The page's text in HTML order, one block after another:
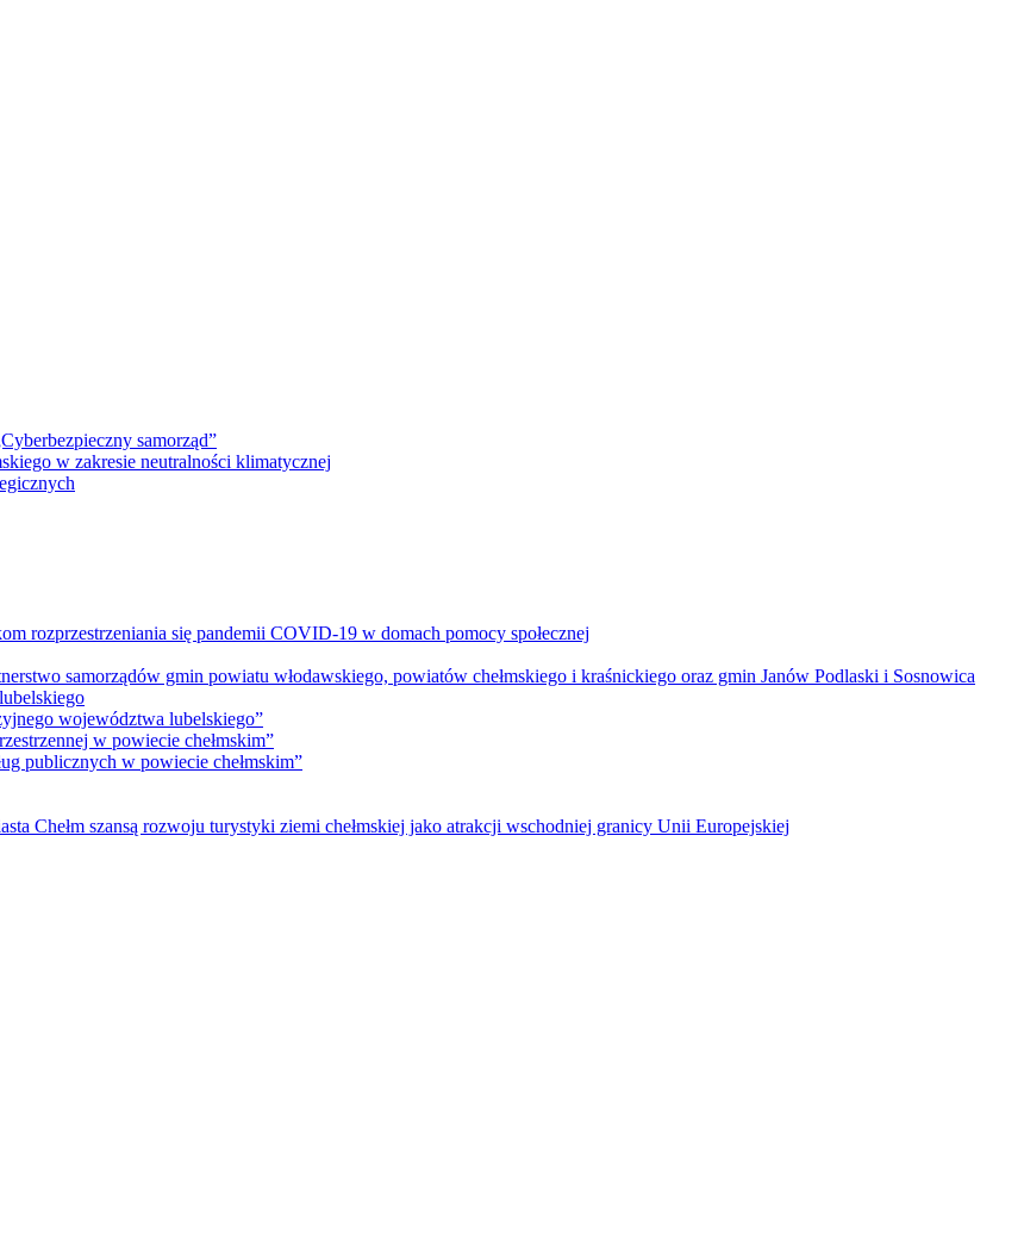
samorząd”
w zakresie neutralności klimatycznej
rozprzestrzeniania się pandemii COVID-19 w domach pomocy społecznej
samorządów gmin powiatu włodawskiego, powiatów chełmskiego i kraśnickiego oraz gmin Janów Podlaski i Sosnowica
województwa lubelskiego”
w powiecie chełmskim”
publicznych w powiecie chełmskim”
Chełm szansą rozwoju turystyki ziemi chełmskiej jako atrakcji wschodniej granicy Unii Europejskiej